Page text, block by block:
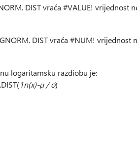
DIST vraća #VALUE! vrijednost
DIST vraća #NUM! vrijednost
logaritamsku razdiobu je:
1n(x)-µ / o)